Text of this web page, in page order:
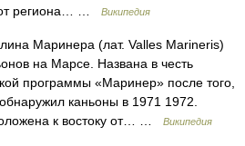
от региона… …
Википедия
Маринера (лат. Valles Marineris)
на Марсе. Названа в честь
программы «Маринер» после того,
каньоны в 1971 1972.
к востоку от… …
Википедия